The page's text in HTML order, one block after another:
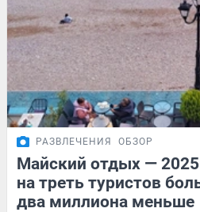
РАЗВЛЕЧЕНИЯ ОБЗОР
Майский отдых —
на треть туристов
два миллиона меньше